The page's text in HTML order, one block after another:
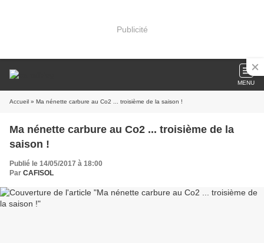
Publicité
MENU
Accueil » Ma nénette carbure au Co2 ... troisième de la saison !
Ma nénette carbure au Co2 ... troisième de la
saison !
Publié le 14/05/2017 à 18:00
Par CAFISOL